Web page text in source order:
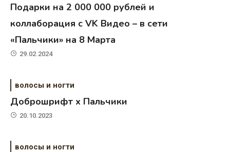
Подарки на 2 000 000 рублей и
коллаборация с VK Видео – в сети
«Пальчики» на 8 Марта
29.02.2024
волосы и ногти
Доброшрифт х Пальчики
20.10.2023
волосы и ногти